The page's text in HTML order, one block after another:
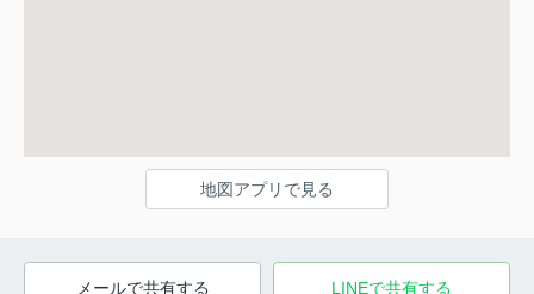
地図アプリで見る
メールで共有する LINEで共有する